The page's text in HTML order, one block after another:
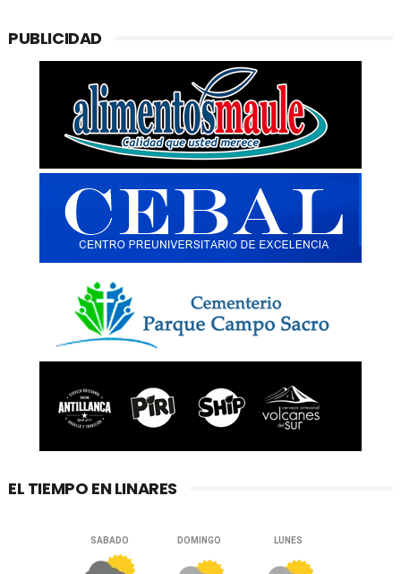
PUBLICIDAD
EL TIEMPO EN LINARES